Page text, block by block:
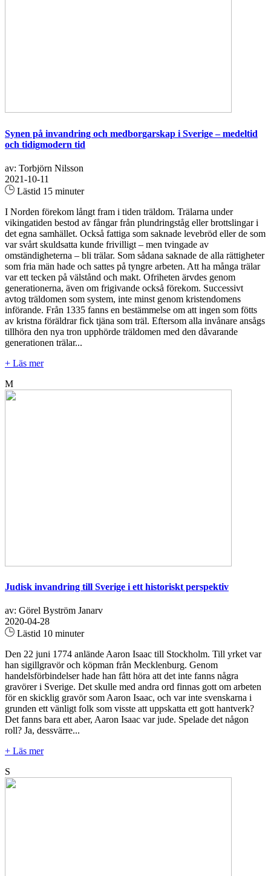
Synen på invandring och medborgarskap i Sverige – medeltid
och tidigmodern tid
av: Torbjörn Nilsson
2021-10-11
Lästid 15 minuter
I Norden förekom långt fram i tiden träldom. Trälarna under
vikingatiden bestod av fångar från plundringståg eller brottslingar i
det egna samhället. Också fattiga som saknade levebröd eller de som
var svårt skuldsatta kunde frivilligt – men tvingade av
omständigheterna – bli trälar. Som sådana saknade de alla rättigheter
som fria män hade och sattes på tyngre arbeten. Att ha många trälar
var ett tecken på välstånd och makt. Ofriheten ärvdes genom
generationerna, även om frigivande också förekom. Successivt
avtog träldomen som system, inte minst genom kristendomens
införande. Från 1335 fanns en bestämmelse om att ingen som fötts
av kristna föräldrar fick tjäna som träl. Eftersom alla invånare ansågs
tillhöra den nya tron upphörde träldomen med den dåvarande
generationen trälar...
+ Läs mer
M
Judisk invandring till Sverige i ett historiskt perspektiv
av: Görel Byström Janarv
2020-04-28
Lästid 10 minuter
Den 22 juni 1774 anlände Aaron Isaac till Stockholm. Till yrket var
han sigillgravör och köpman från Mecklenburg. Genom
handelsförbindelser hade han fått höra att det inte fanns några
gravörer i Sverige. Det skulle med andra ord finnas gott om arbeten
för en skicklig gravör som Aaron Isaac, och var inte svenskarna i
grunden ett vänligt folk som visste att uppskatta ett gott hantverk?
Det fanns bara ett aber, Aaron Isaac var jude. Spelade det någon
roll? Ja, dessvärre...
+ Läs mer
S